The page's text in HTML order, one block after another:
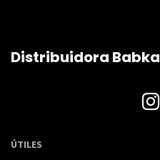
Distribuidora Babka
ÚTILES